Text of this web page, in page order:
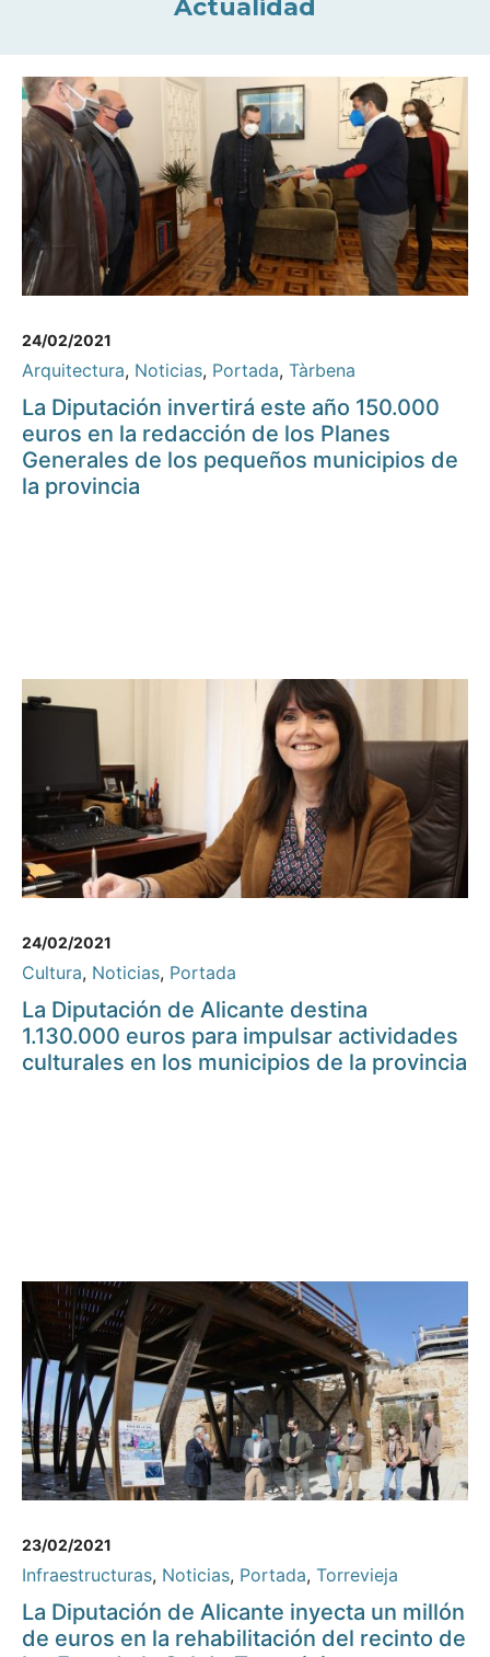
Actualidad
24/02/2021
Arquitectura, Noticias, Portada, Tàrbena
La Diputación invertirá este año 150.000
euros en la redacción de los Planes
Generales de los pequeños municipios de
la provincia
24/02/2021
Cultura, Noticias, Portada
La Diputación de Alicante destina
1.130.000 euros para impulsar actividades
culturales en los municipios de la provincia
23/02/2021
Infraestructuras, Noticias, Portada, Torrevieja
La Diputación de Alicante inyecta un millón
de euros en la rehabilitación del recinto de